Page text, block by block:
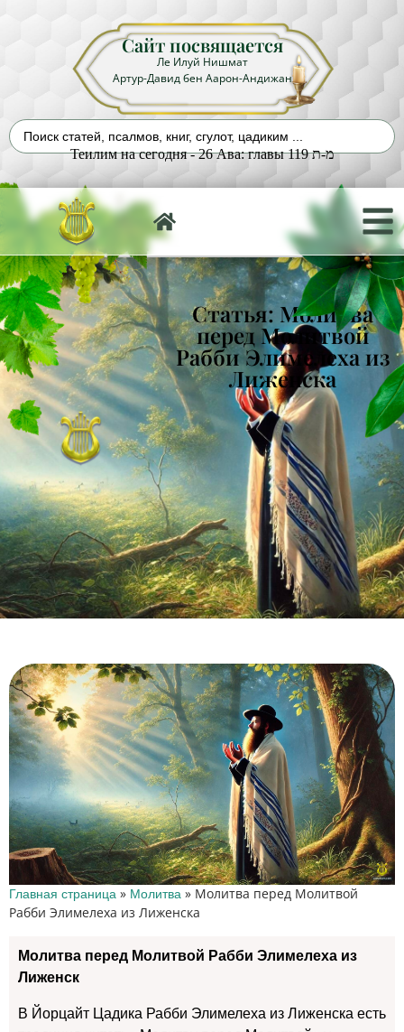
Сайт посвящается
Ле Илуй Нишмат
Артур-Давид бен Аарон-Андижан
Теилим на сегодня - 26 Ава: главы 119 מ-ת
Статья: Молитва
перед Молитвой
Рабби Элимелеха из
Лиженска
Главная страница » Молитва » Молитва перед Молитвой
Рабби Элимелеха из Лиженска
Молитва перед Молитвой Рабби Элимелеха из
Лиженск
В Йорцайт Цадика Рабби Элимелеха из Лиженска есть